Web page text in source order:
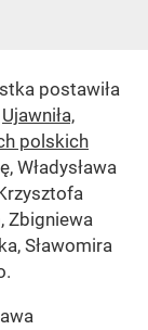
postawiła
Ujawniła,
polskich
Władysława
Zbigniewa
Sławomira